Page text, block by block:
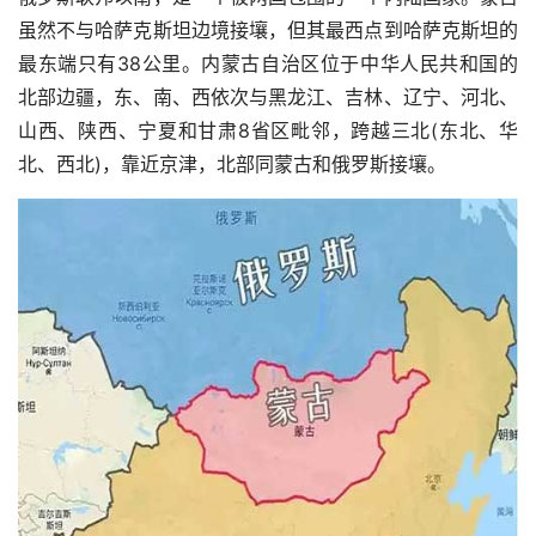
虽然不与哈萨克斯坦边境接壤，但其最西点到哈萨克斯坦的
最东端只有38公里。 内蒙古自治区位于中华人民共和国的
北部边疆，东、南、西依次与黑龙江、吉林、辽宁、河北、
山西、陕西、宁夏和甘肃8省区毗邻，跨越三北(东北、华
北、西北)，靠近京津，北部同蒙古和俄罗斯接壤。